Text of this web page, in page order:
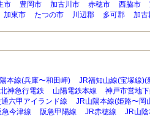
市 豊岡市 加古川市 赤穂市 西脇市
加東市 たつの市 川辺郡 多可郡 加古
本線(兵庫〜和田岬) JR福知山線(宝塚線)(
北神急行電鉄 山陽電鉄本線 神戸市営地
六甲アイランド線 JR山陽本線(姫路〜岡
急今津線 阪急甲陽線 JR赤穂線 JR山